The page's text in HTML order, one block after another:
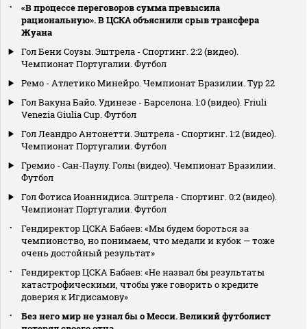
«В процессе переговоров сумма превысила
рациональную». В ЦСКА объяснили срыв трансфера
Жуана
Гол Бени Соузы. Эштрела - Спортинг. 2:2 (видео).
Чемпионат Португалии. Футбол
Ремо - Атлетико Минейро. Чемпионат Бразилии. Тур 22
Гол Вакуна Байо. Удинезе - Барселона. 1:0 (видео). Friuli
Venezia Giulia Cup. Футбол
Гол Леандро Антонетти. Эштрела - Спортинг. 1:2 (видео).
Чемпионат Португалии. Футбол
Гремио - Сан-Паулу. Голы (видео). Чемпионат Бразилии.
Футбол
Гол Фотиса Иоаннидиса. Эштрела - Спортинг. 0:2 (видео).
Чемпионат Португалии. Футбол
Гендиректор ЦСКА Бабаев: «Мы будем бороться за
чемпионство, но понимаем, что медали и кубок — тоже
очень достойный результат»
Гендиректор ЦСКА Бабаев: «Не назвал бы результаты
катастрофическими, чтобы уже говорить о кредите
доверия к Игдисамову»
Без него мир не узнал бы о Месси. Великий футболист